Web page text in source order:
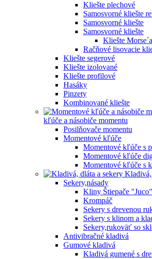
Kliešte plechové
Samosvorné kliešte
Samosvorné kliešte
Samosvorné kliešte
Kliešte Morse´a
Račňové lisovacie
Kliešte segerové
Kliešte izolované
Kliešte profilové
Hasáky
Pinzety
Kombinované kliešte
kľúče a násobiče momentu
Posilňovače momentu
Momentové kľúče
Momentové kľúče s
Momentové kľúče
Momentové kľúče s
Kladivá,
Sekery,násady
Kliny Štiepače "Juco"
Krompáč
Sekery s drevenou
Sekery s klinom a
Sekery,rukoväť so
Antivibračné kladivá
Gumové kladivá
Kladivá gumené s